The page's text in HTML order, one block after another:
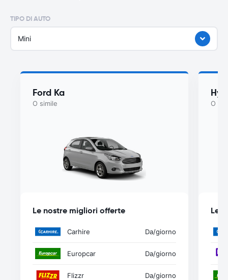
TIPO DI AUTO
Mini
Ford Ka
O simile
Le nostre migliori offerte
Carhire Da/giorno
Europcar Da/giorno
Flizzr Da/giorno
O
Le